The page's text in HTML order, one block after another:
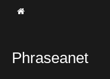
Phraseanet